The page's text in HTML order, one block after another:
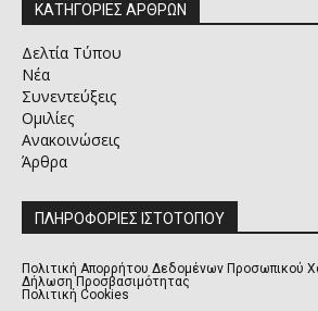
ΚΑΤΗΓΟΡΙΕΣ ΑΡΘΡΩΝ
Δελτία Τύπου
Νέα
Συνεντεύξεις
Ομιλίες
Ανακοινώσεις
Άρθρα
ΠΛΗΡΟΦΟΡΙΕΣ ΙΣΤΟΤΟΠΟΥ
Πολιτική Απορρήτου Δεδομένων Προσωπικού
Δήλωση Προσβασιμότητας
Πολιτική Cookies